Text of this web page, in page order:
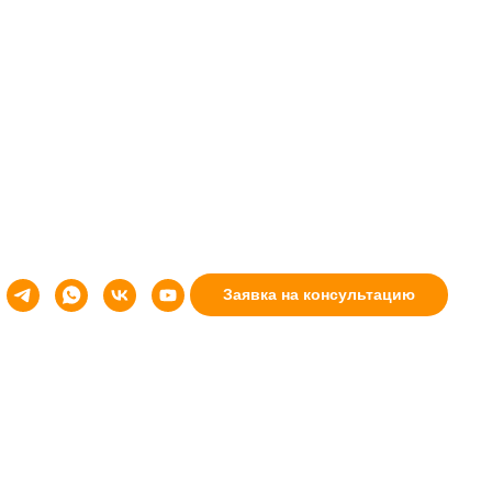
Заявка на консультацию
плюсы